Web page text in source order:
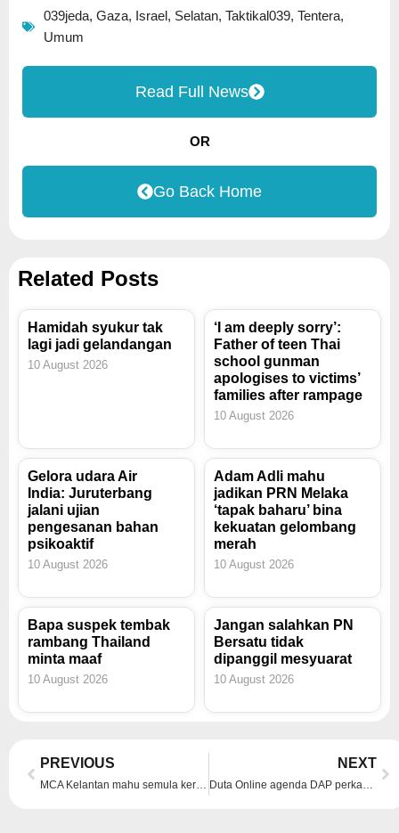
039jeda, Gaza, Israel , Selatan, Taktikal039, Tentera,
Umum
Read Full News
OR
Go Back Home
Related Posts
Hamidah syukur tak
lagi jadi gelandangan
10 August 2026
‘I am deeply sorry’:
Father of teen Thai
school gunman
apologises to victims’
families after rampage
10 August 2026
Gelora udara Air
India: Juruterbang
jalani ujian
pengesanan bahan
psikoaktif
10 August 2026
Adam Adli mahu
jadikan PRN Melaka
‘tapak baharu’ bina
kekuatan gelombang
merah
10 August 2026
Bapa suspek tembak
rambang Thailand
minta maaf
10 August 2026
Jangan salahkan PN
Bersatu tidak
dipanggil mesyuarat
10 August 2026
Prev
PREVIOUS
MCA Kelantan mahu semula kerusi DUN Kota Lama
NEXT
Duta Online agenda DAP perkasa kedudukannya – Putra